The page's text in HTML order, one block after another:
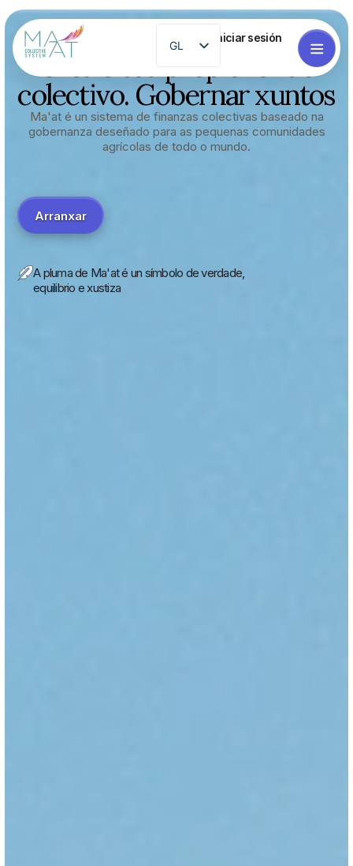
GL
EN
ES
PT
FR
Iniciar sesión
Crea o teu propio fondo
colectivo. Gobernar xuntos
Ma'at é un sistema de finanzas colectivas baseado na
gobernanza deseñado para as pequenas comunidades
agrícolas de todo o mundo.
Arranxar
A pluma de Ma'at é un símbolo de verdade,
equilibrio e xustiza